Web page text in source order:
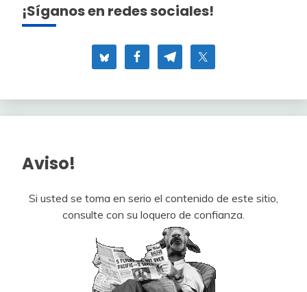
¡Síganos en redes sociales!
Aviso!
Si usted se toma en serio el contenido de este sitio,
consulte con su loquero de confianza.